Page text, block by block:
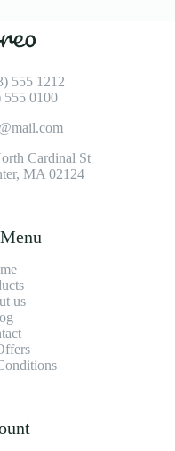
555 1212
555 0100
Cardinal St.
MA 02124
us